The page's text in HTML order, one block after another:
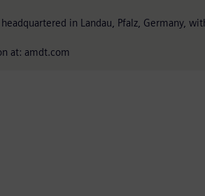
in Landau, Pfalz, Germany,
at: amdt.com